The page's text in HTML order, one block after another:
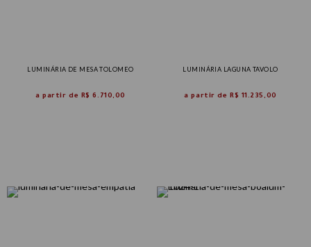
LUMINÁRIA DE MESA TOLOMEO
a partir de R$ 6.710,00
LUMINÁRIA LAGUNA TAVOLO
a partir de R$ 11.235,00